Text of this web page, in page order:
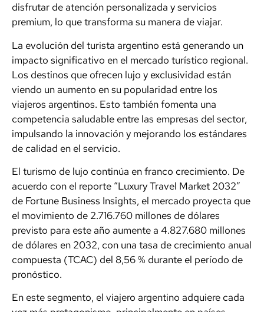
disfrutar de atención personalizada y servicios
premium, lo que transforma su manera de viajar.
La evolución del turista argentino está generando un
impacto significativo en el mercado turístico regional.
Los destinos que ofrecen lujo y exclusividad están
viendo un aumento en su popularidad entre los
viajeros argentinos. Esto también fomenta una
competencia saludable entre las empresas del sector,
impulsando la innovación y mejorando los estándares
de calidad en el servicio.
El turismo de lujo continúa en franco crecimiento. De
acuerdo con el reporte “Luxury Travel Market 2032”
de Fortune Business Insights, el mercado proyecta que
el movimiento de 2.716.760 millones de dólares
previsto para este año aumente a 4.827.680 millones
de dólares en 2032, con una tasa de crecimiento anual
compuesta (TCAC) del 8,56 % durante el período de
pronóstico.
En este segmento, el viajero argentino adquiere cada